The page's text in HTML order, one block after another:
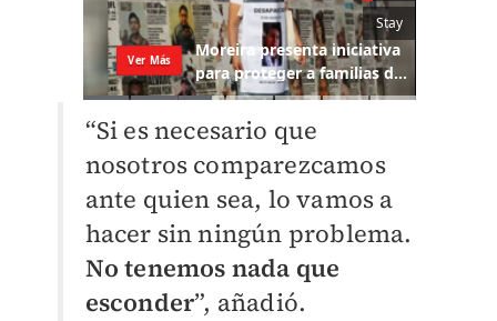
“Si es necesario que
nosotros comparezcamos
ante quien sea, lo vamos a
hacer sin ningún problema.
No tenemos nada que
esconder”, añadió.